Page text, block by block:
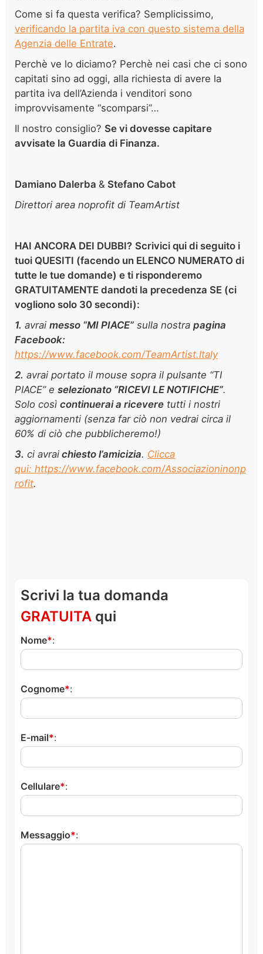
Come si fa questa verifica? Semplicissimo,
verificando la partita iva con questo sistema della
Agenzia delle Entrate.
Perchè ve lo diciamo? Perchè nei casi che ci sono
capitati sino ad oggi, alla richiesta di avere la
partita iva dell’Azienda i venditori sono
improvvisamente “scomparsi”…
Il nostro consiglio? Se vi dovesse capitare
avvisate la Guardia di Finanza.
Damiano Dalerba & Stefano Cabot
Direttori area noprofit di TeamArtist
HAI ANCORA DEI DUBBI? Scrivici qui di seguito i
tuoi QUESITI (facendo un ELENCO NUMERATO di
tutte le tue domande) e ti risponderemo
GRATUITAMENTE dandoti la precedenza SE (ci
vogliono solo 30 secondi):
1. avrai messo “MI PIACE” sulla nostra pagina
Facebook:
https://www.facebook.com/TeamArtist.Italy
2. avrai portato il mouse sopra il pulsante “TI
PIACE” e selezionato “RICEVI LE NOTIFICHE”.
Solo così continuerai a ricevere tutti i nostri
aggiornamenti (senza far ciò non vedrai circa il
60% di ciò che pubblicheremo!)
3. ci avrai chiesto l’amicizia. Clicca
qui: https://www.facebook.com/Associazioninonp
rofit.
Scrivi la tua domanda
GRATUITA qui
Nome :
Cognome :
E-mail :
Cellulare :
Messaggio :